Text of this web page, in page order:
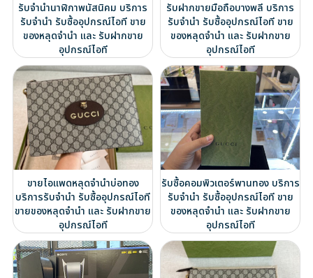
รับจำนำนาฬิกาพนัสนิคม บริการ
รับจำนำ รับซื้ออุปกรณ์ไอที ขาย
ของหลุดจำนำ และ รับฝากขาย
อุปกรณ์ไอที
รับฝากขายมือถือบางพลี บริการ
รับจำนำ รับซื้ออุปกรณ์ไอที ขาย
ของหลุดจำนำ และ รับฝากขาย
อุปกรณ์ไอที
ขายไอแพดหลุดจำนำบ่อทอง
บริการรับจำนำ รับซื้ออุปกรณ์ไอที
ขายของหลุดจำนำ และ รับฝากขาย
อุปกรณ์ไอที
รับซื้อคอมพิวเตอร์พานทอง บริการ
รับจำนำ รับซื้ออุปกรณ์ไอที ขาย
ของหลุดจำนำ และ รับฝากขาย
อุปกรณ์ไอที